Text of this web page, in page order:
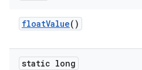
floatValue()
static long